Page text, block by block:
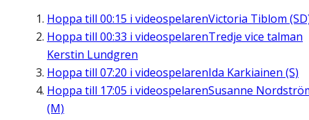
Hoppa till 00:15 i videospelarenVictoria Tiblom
Hoppa till 00:33 i videospelarenTredje vice talman
Kerstin Lundgren
Hoppa till 07:20 i videospelarenIda Karkiainen (S)
Hoppa till 17:05 i videospelarenSusanne
(M)